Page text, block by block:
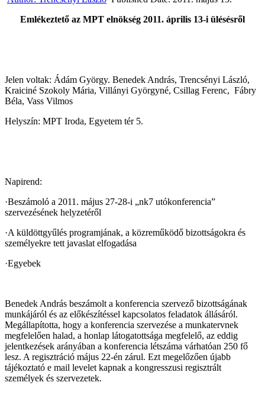
Emlékeztető az MPT elnökség 2011. április 13-i ülésésről
Jelen voltak: Ádám György. Benedek András, Trencsényi László,
Kraiciné Szokoly Mária, Villányi Györgyné, Csillag Ferenc, Fábry
Béla, Vass Vilmos
Helyszín: MPT Iroda, Egyetem tér 5.
Napirend:
·Beszámoló a 2011. május 27-28-i „nk7 utókonferencia”
szervezésének helyzetéről
·A küldöttgyűlés programjának, a közreműködő bizottságokra és
személyekre tett javaslat elfogadása
·Egyebek
Benedek András beszámolt a konferencia szervező bizottságának
munkájáról és az előkészítéssel kapcsolatos feladatok állásáról.
Megállapította, hogy a konferencia szervezése a munkatervnek
megfelelően halad, a honlap látogatottsága megfelelő, az eddig
jelentkezések arányában a konferencia létszáma várhatóan 250 fő
lesz. A regisztráció május 22-én zárul. Ezt megelőzően újabb
tájékoztató e mail levelet kapnak a kongresszusi regisztrált
személyek és szervezetek.